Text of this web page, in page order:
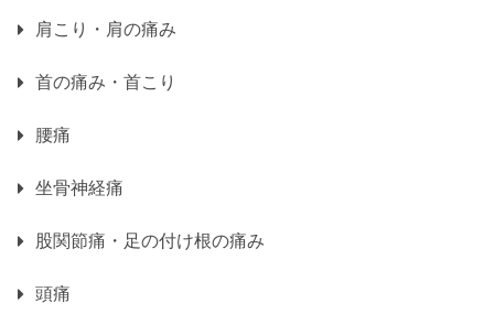
肩こり・肩の痛み
首の痛み・首こり
腰痛
坐骨神経痛
股関節痛・足の付け根の痛み
頭痛